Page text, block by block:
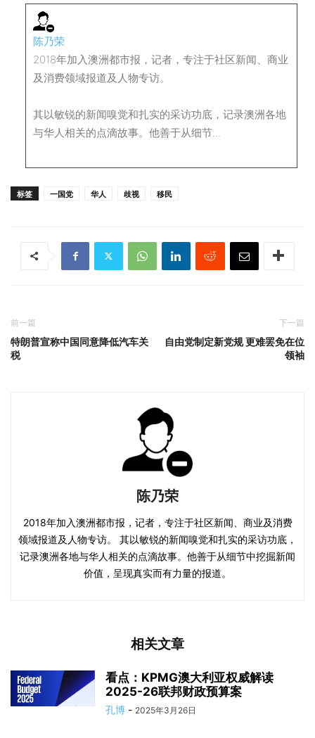
陈乃荣
2018年加入澳洲都市报，记者，专注于社区新闻、商业
及消费领域报道及人物专访。
其以敏锐的新闻嗅觉和扎实的采访功底，记录澳洲各地
与华人相关的点滴故事。他善于从细节...
标签 一国党 华人 歧视 移民
前一篇
特朗普宣称中国同意降低汽车关
税
下一篇
自由党制定新党规 更难罢免在位
领袖
陈乃荣
2018年加入澳洲都市报，记者，专注于社区新闻、商业及消费
领域报道及人物专访。 其以敏锐的新闻嗅觉和扎实的采访功底，
记录澳洲各地与华人相关的点滴故事。他善于从细节中挖掘新闻
价值，呈现真实而有力量的报道。
相关文章
看点：KPMG澳大利亚权威解读
2025-26联邦财政预算案
孔博 - 2025年3月26日